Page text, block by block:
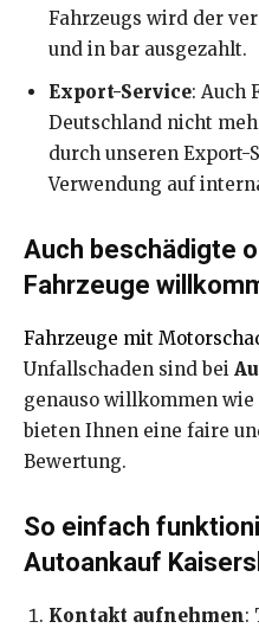
Fahrzeugs wird der
und in bar ausgezahlt.
Export-Service: Auch
Deutschland nicht
durch unseren Export-
Verwendung auf
Auch beschädigte
Fahrzeuge
Fahrzeuge mit
Unfallschaden sind bei
genauso willkommen
bieten Ihnen eine faire
Bewertung.
So einfach
Autoankauf
Kontakt aufnehmen: